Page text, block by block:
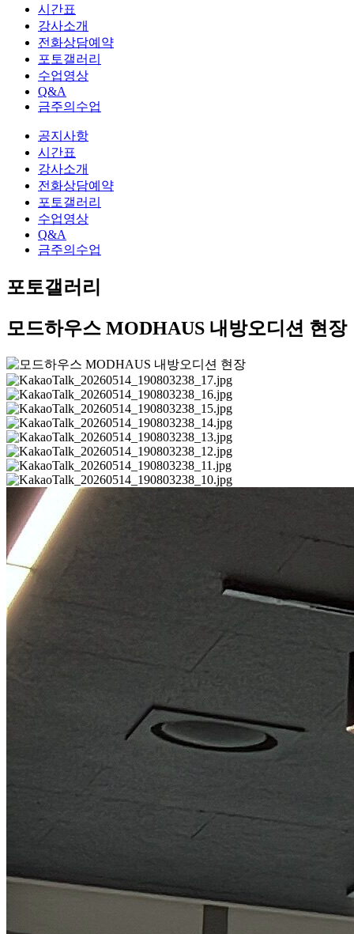
시간표
강사소개
전화상담예약
포토갤러리
수업영상
Q&A
금주의수업
공지사항
시간표
강사소개
전화상담예약
포토갤러리
수업영상
Q&A
금주의수업
포토갤러리
모드하우스 MODHAUS 내방오디션 현장